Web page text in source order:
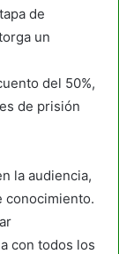
de
un
del 50%,
de prisión
la audiencia,
conocimiento.
con todos los